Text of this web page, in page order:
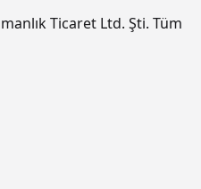
Ticaret Ltd. Şti. Tüm